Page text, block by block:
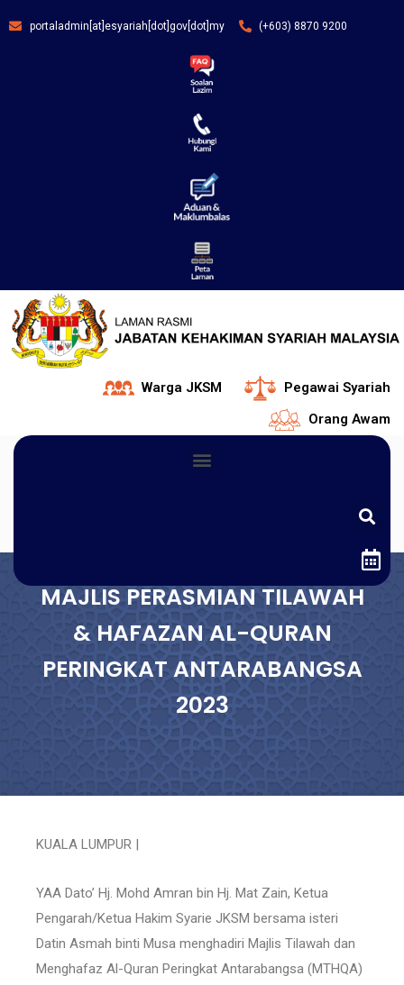
portaladmin[at]esyariah[dot]gov[dot]my (+603) 8870 9200
Warga JKSM
Pegawai Syariah
Orang Awam
MAJLIS PERASMIAN TILAWAH
& HAFAZAN AL-QURAN
PERINGKAT ANTARABANGSA
2023
KUALA LUMPUR |
YAA Dato’ Hj. Mohd Amran bin Hj. Mat Zain, Ketua
Pengarah/Ketua Hakim Syarie JKSM bersama isteri
Datin Asmah binti Musa menghadiri Majlis Tilawah dan
Menghafaz Al-Quran Peringkat Antarabangsa (MTHQA)